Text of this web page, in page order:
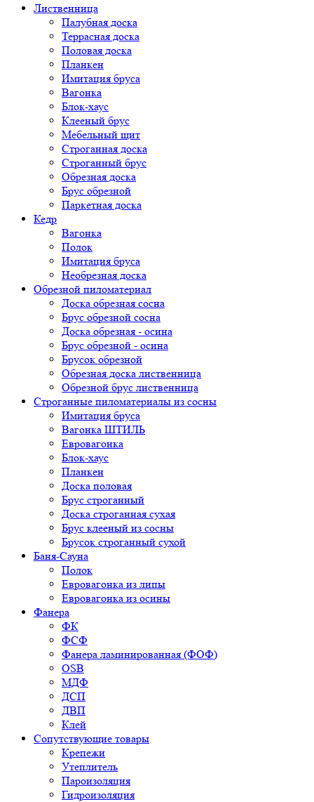
Лиственница
Палубная доска
Террасная доска
Половая доска
Планкен
Имитация бруса
Вагонка
Блок-хаус
Клееный брус
Мебельный щит
Строганная доска
Строганный брус
Обрезная доска
Брус обрезной
Паркетная доска
Кедр
Вагонка
Полок
Имитация бруса
Необрезная доска
Обрезной пиломатериал
Доска обрезная сосна
Брус обрезной сосна
Доска обрезная - осина
Брус обрезной - осина
Брусок обрезной
Обрезная доска лиственница
Обрезной брус лиственница
Строганные пиломатериалы из сосны
Имитация бруса
Вагонка ШТИЛЬ
Евровагонка
Блок-хаус
Планкен
Доска половая
Брус строганный
Доска строганная сухая
Брус клееный из сосны
Брусок строганный сухой
Баня-Сауна
Полок
Евровагонка из липы
Евровагонка из осины
Фанера
ФК
ФСФ
Фанера ламинированная (ФОФ)
OSB
МДФ
ДСП
ДВП
Клей
Сопутствующие товары
Крепежи
Утеплитель
Пароизоляция
Гидроизоляция